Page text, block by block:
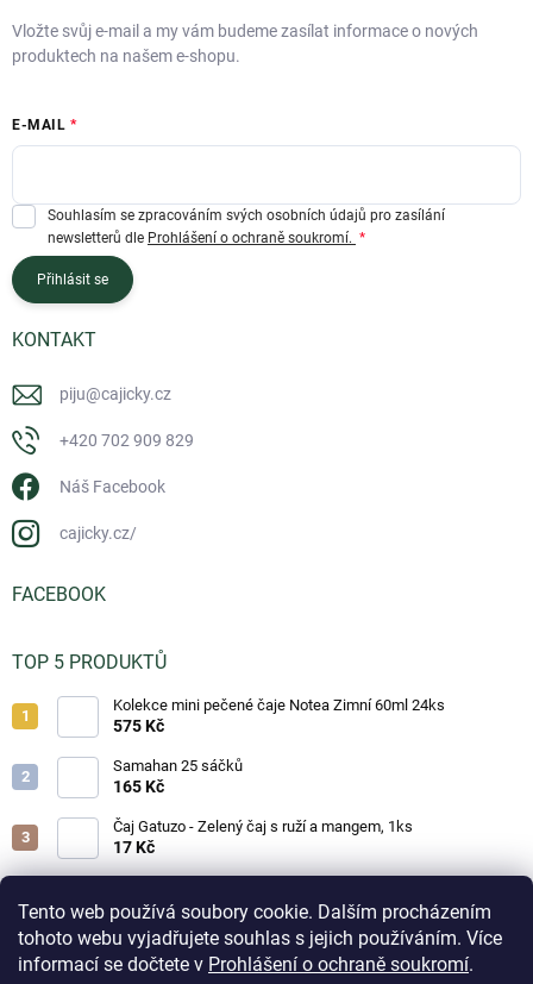
Tento web používá soubory cookie. Dalším procházením
tohoto webu vyjadřujete souhlas s jejich používáním. Více
informací se dočtete v Prohlášení o ochraně soukromí.
Vložte svůj e-mail a my vám budeme zasílat informace o nových
produktech na našem e-shopu.
E-MAIL
Souhlasím se zpracováním svých osobních údajů pro zasílání
newsletterů dle Prohlášení o ochraně soukromí.
Přihlásit se
KONTAKT
piju@cajicky.cz
+420 702 909 829
Náš Facebook
cajicky.cz/
FACEBOOK
TOP 5 PRODUKTŮ
Kolekce mini pečené čaje Notea Zimní 60ml 24ks
575 Kč
Samahan 25 sáčků
165 Kč
Čaj Gatuzo - Zelený čaj s ruží a mangem, 1ks
17 Kč
17 Kč
Horká čokoláda - Classic 25g
19 Kč